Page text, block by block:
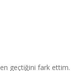
fark ettim.